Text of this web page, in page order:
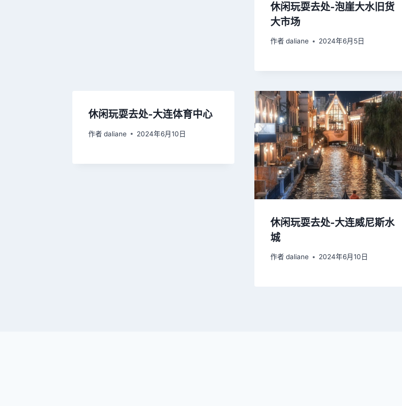
休闲玩耍去处-泡崖大水旧货
大市场
作者 daliane 2024年6月5日
休闲玩耍去处-大连体育中心
作者 daliane 2024年6月10日
休闲玩耍去处-大连威尼斯水
城
作者 daliane 2024年6月10日